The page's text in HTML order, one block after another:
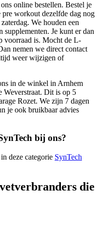
online bestellen. Bestel je
workout dezelfde dag nog
We houden een
Je kunt er dan
voorraad is. Mocht de L-
nemen we direct contact
weer wijzigen of
in de winkel in Arnhem
Weverstraat. Dit is op 5
Rozet. We zijn 7 dagen
je ook bruikbaar advies
bij ons?
deze categorie SynTech
die